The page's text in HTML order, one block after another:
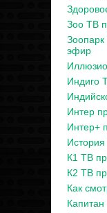
Зоо ТВ
эфир
Индиго
Интер
Интер+
К1 ТВ
К2 ТВ
Как